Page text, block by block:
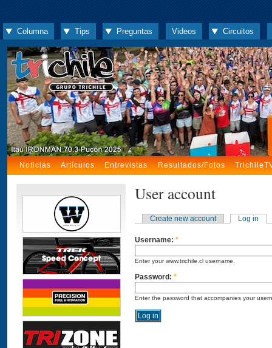
Columna Tips Preguntas Videos Circuitos
Noticias Artículos Entrevistas Resultados/Fotos
User account
Create new account Log in
Username: *
Enter your www.trichile.cl username.
Password: *
Enter the password that accompanies your